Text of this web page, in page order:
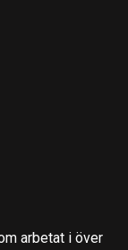
arbetat i över